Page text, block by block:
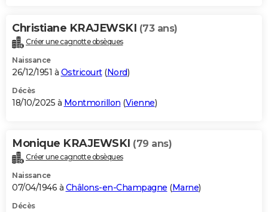
Christiane KRAJEWSKI (73 ans)
Créer une cagnotte obsèques
Naissance
26/12/1951 à Ostricourt(Nord)
Décès
18/10/2025 à Montmorillon (Vienne)
Monique KRAJEWSKI (79 ans)
Créer une cagnotte obsèques
Naissance
07/04/1946 à Châlons-en-Champagne (Marne)
Décès